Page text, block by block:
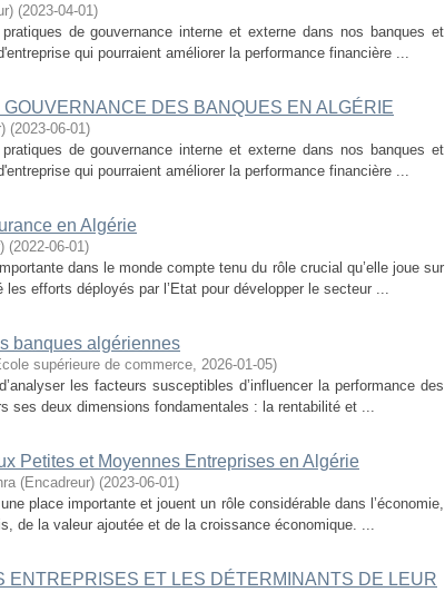
(2023-04-01)
de gouvernance interne et externe dans nos banques et
qui pourraient améliorer la performance financière ...
DES BANQUES EN ALGÉRIE
(2023-06-01)
de gouvernance interne et externe dans nos banques et
qui pourraient améliorer la performance financière ...
en Algérie
(2022-06-01)
dans le monde compte tenu du rôle crucial qu’elle joue sur
efforts déployés par l’Etat pour développer le secteur ...
banques algériennes
supérieure de commerce, 2026-01-05)
les facteurs susceptibles d’influencer la performance des
ses deux dimensions fondamentales : la rentabilité et ...
Petites et Moyennes Entreprises en Algérie
(Encadreur) (2023-06-01)
place importante et jouent un rôle considérable dans l’économie,
de la valeur ajoutée et de la croissance économique. ...
ENTREPRISES ET LES DÉTERMINANTS DE LEUR